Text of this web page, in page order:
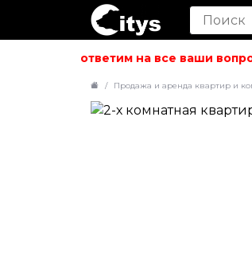
ответим на все ваши
Продажа и аренда квартир и